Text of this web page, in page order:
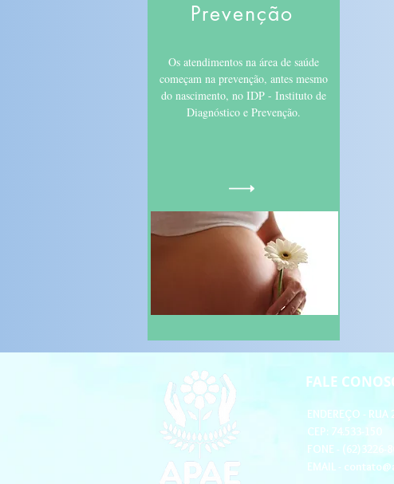
Prevenção
Os atendimentos na área de saúde
começam na prevenção, antes mesmo
do nascimento, no IDP - Instituto de
Diagnóstico e Prevenção.
FALE
ENDEREÇO -
CEP: 74.533-150
FONE - (62)3226-
EMAIL -